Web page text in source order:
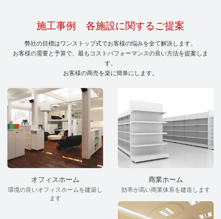
施工事例 各施設に関するご提案
弊社の目標はワンストップ式でお客様の悩みを全て解決します。
お客様の需要と予算で、最もコストパフォーマンスの良い方法を提案しま
す。
お客様の商売を楽に簡単にします。
オフィスホーム
環境の良いオフィスホームを建築し
ます
商業ホーム
効率が高い商業体系を建造します